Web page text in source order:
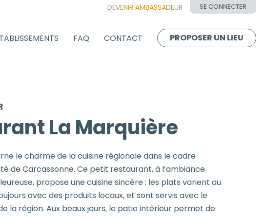
DEVENIR AMBASSADEUR SE CONNECTER
FAQ CONTACT PROPOSER UN LIEU
La Marquière
le charme de la cuisine régionale dans le cadre
de Carcassonne. Ce petit restaurant, à l’ambiance
propose une cuisine sincère : les plats varient au
avec des produits locaux, et sont servis avec le
la région. Aux beaux jours, le patio intérieur permet de